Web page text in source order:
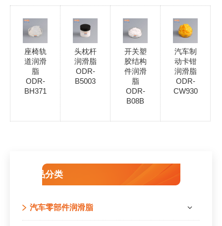
座椅轨
道润滑
脂
ODR-
BH371
头枕杆
润滑脂
ODR-
B5003
开关塑
胶结构
件润滑
脂
ODR-
B08B
汽车制
动卡钳
润滑脂
ODR-
CW930
产品分类
汽车零部件润滑脂